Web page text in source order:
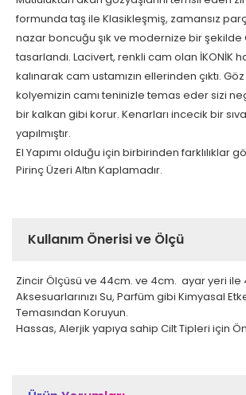
formunda taş ile Klasikleşmiş, zamansız
nazar boncuğu şık ve modernize bir şekilde
tasarlandı. Lacivert, renkli cam olan İKONİK
kalınarak cam ustamızın ellerinden çıktı.
kolyemizin camı teninizle temas eder sizi
bir kalkan gibi korur. Kenarları incecik bir
yapılmıştır.
El Yapımı olduğu için birbirinden farklılıklar
Pirinç Üzeri Altın Kaplamadır.
Kullanım Önerisi ve Ölçü
Zincir Ölçüsü ve 44cm. ve 4cm. ayar yeri ile
Aksesuarlarınızı Su, Parfüm gibi Kimyasal
Temasından Koruyun.
Hassas, Alerjik yapıya sahip Cilt Tipleri için